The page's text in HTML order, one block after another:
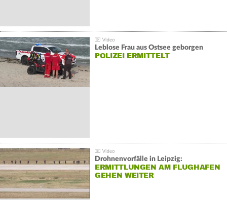
Leblose Frau aus Ostsee geborgen
POLIZEI ERMITTELT
Drohnenvorfälle in Leipzig:
ERMITTLUNGEN AM FLUGHAFEN
GEHEN WEITER